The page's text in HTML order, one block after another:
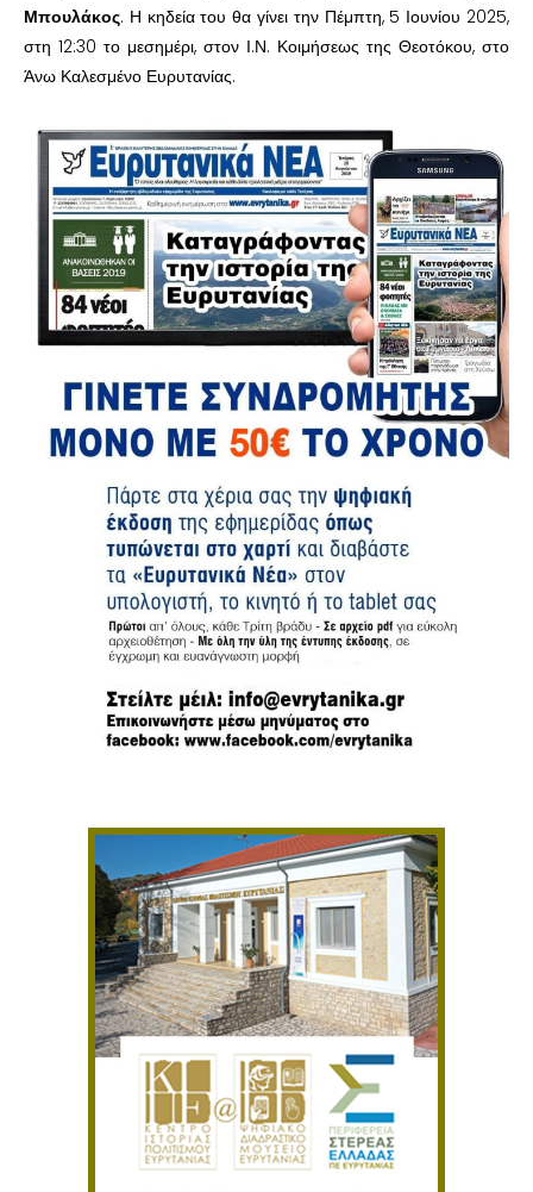
Μπουλάκος. Η κηδεία του θα γίνει την Πέμπτη, 5 Ιουνίου 2025,
στη 12:30 το μεσημέρι, στον Ι.Ν. Κοιμήσεως της Θεοτόκου, στο
Άνω Καλεσμένο Ευρυτανίας.